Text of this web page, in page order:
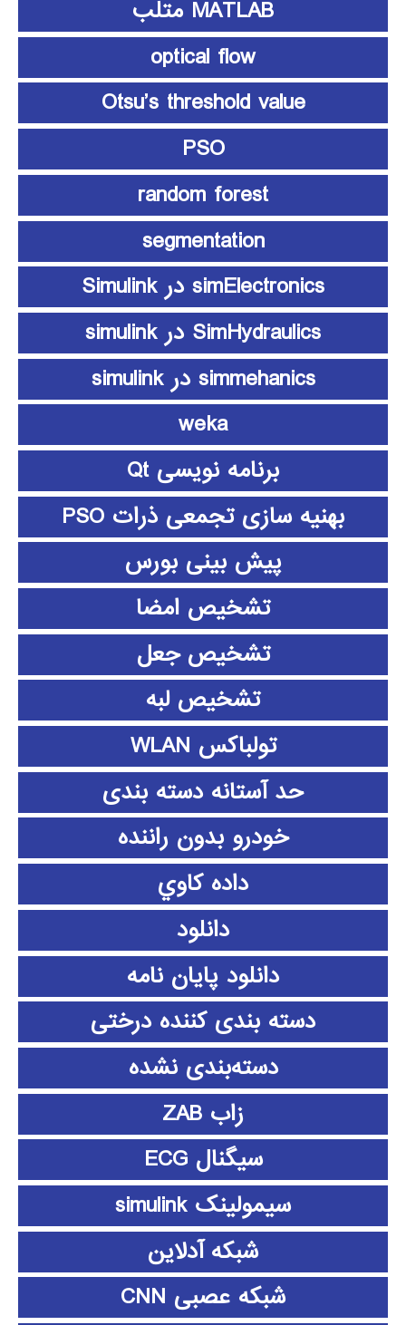
MATLAB متلب
optical flow
Otsu’s threshold value
PSO
random forest
segmentation
simElectronics در Simulink
SimHydraulics در simulink
simmehanics در simulink
weka
برنامه نویسی Qt
بهنیه سازی تجمعی ذرات PSO
پیش بینی بورس
تشخیص امضا
تشخیص جعل
تشخیص لبه
تولباکس WLAN
حد آستانه دسته بندی
خودرو بدون راننده
داده كاوي
دانلود
دانلود پايان نامه
دسته بندی کننده درختی
دسته‌بندی نشده
زاب ZAB
سیگنال ECG
سیمولینک simulink
شبکه آدلاین
شبکه عصبی CNN